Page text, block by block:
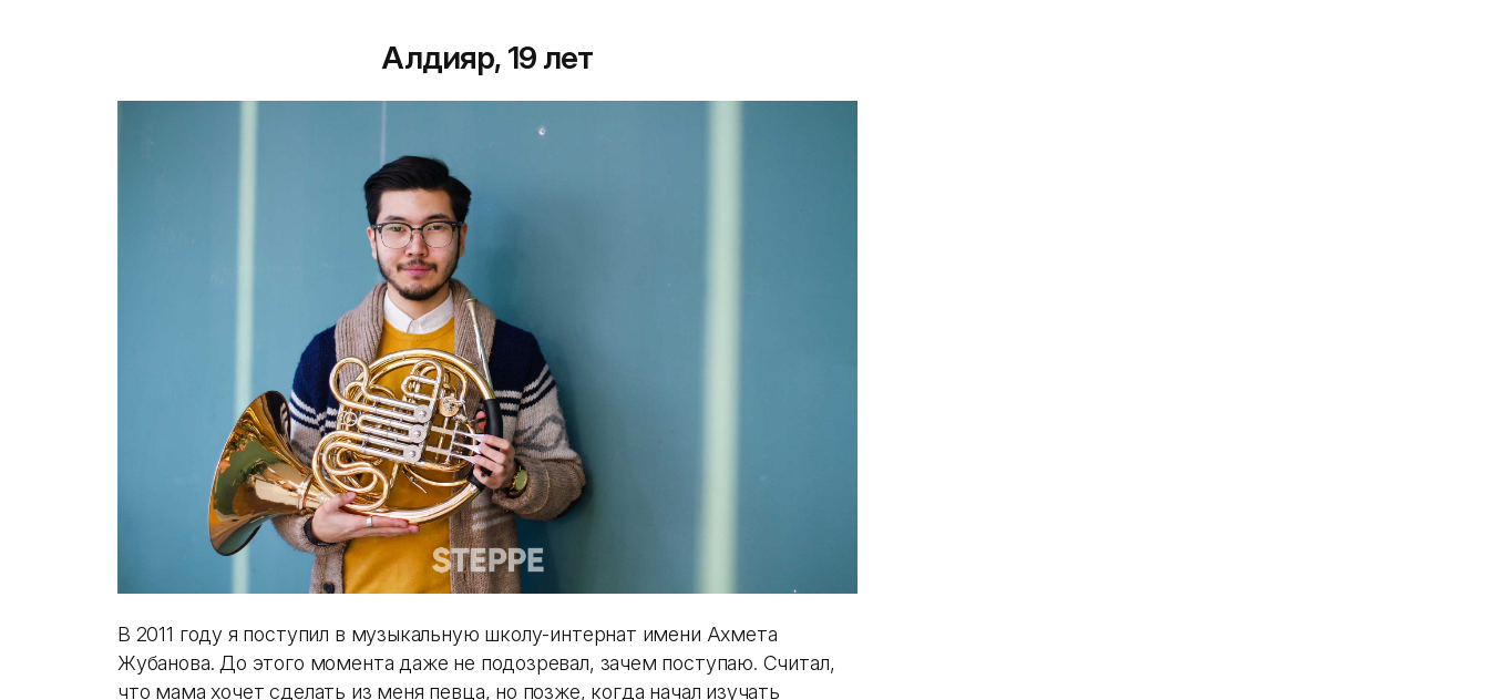
Алдияр, 19 лет
В 2011 году я поступил в музыкальную школу-интернат имени Ахмета
Жубанова. До этого момента даже не подозревал, зачем поступаю. Считал,
что мама хочет сделать из меня певца, но позже, когда начал изучать